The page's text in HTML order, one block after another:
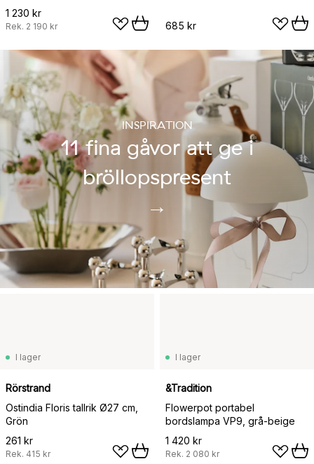
1 230 kr
Rek. 2 190 kr 685 kr
INSPIRATION
11 fina gåvor att ge i
bröllopspresent
→
I lager
Rörstrand
Ostindia Floris tallrik Ø27 cm,
Grön
261 kr
Rek. 415 kr
I lager
&Tradition
Flowerpot portabel
bordslampa VP9, grå-beige
1 420 kr
Rek. 2 080 kr